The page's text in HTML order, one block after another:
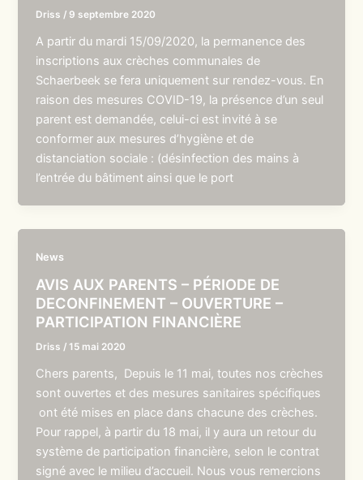
Driss / 9 septembre 2020
A partir du mardi 15/09/2020, la permanence des
inscriptions aux crèches communales de
Schaerbeek se fera uniquement sur rendez-vous. En
raison des mesures COVID-19, la présence d’un seul
parent est demandée, celui-ci est invité à se
conformer aux mesures d’hygiène et de
distanciation sociale : (désinfection des mains à
l’entrée du bâtiment ainsi que le port
News
AVIS AUX PARENTS – PÉRIODE DE
DECONFINEMENT – OUVERTURE –
PARTICIPATION FINANCIÈRE
Driss /15 mai 2020
Chers parents, Depuis le 11 mai, toutes nos crèches
sont ouvertes et des mesures sanitaires spécifiques
ont été mises en place dans chacune des crèches.
Pour rappel, à partir du 18 mai, il y aura un retour du
système de participation financière, selon le contrat
signé avec le milieu d’accueil. Nous vous remercions